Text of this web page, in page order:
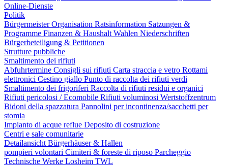
Online-Dienste
Politik
BürgermeisterOrganisation Ratsinformation Satzungen &
Programme Finanzen & Haushalt Wahlen Niederschriften
Bürgerbeteiligung & Petitionen
Strutture pubbliche
Smaltimento dei rifiuti
Abfuhrtermine Consigli sui rifiuti Carta straccia e vetro Rottami
elettronici Cestino giallo Punto di raccolta dei rifiuti verdi
Smaltimento dei frigoriferi Raccolta di rifiuti residui e organici
Rifiuti pericolosi / Ecomobile Rifiuti voluminosi Wertstoffzentrum
Bidoni della spazzatura Pannolini per incontinenza/sacchetti per
stomia
Impianto di acque reflue Deposito di costruzione
Centri e sale comunitarie
Detailansicht Bürgerhäuser & Hallen
pompieri volontari Cimiteri & foreste di riposo Parcheggio
Technische Werke Losheim TWL